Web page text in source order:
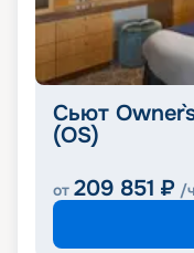
Сьют
(OS)
от 209 851 ₽ /